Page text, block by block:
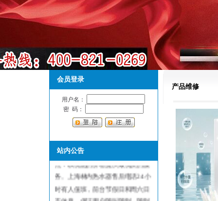
会员登录
用户名：
密 码：
站内公告
心，是林内热水器指定维修服务网
点：以优惠的价格提供最优质的服
务。上海林内热水器售后电话24小
时有人值班，前台节假日和周六日
不休息，保证用户随叫随到，随到
产品维修